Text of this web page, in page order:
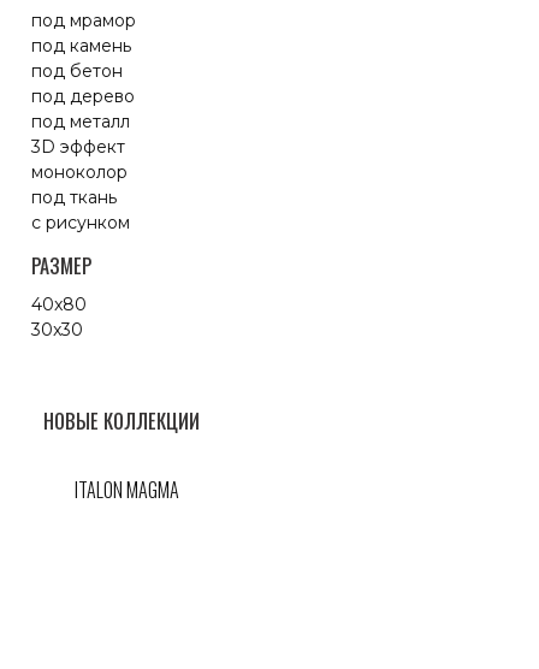
под мрамор
под камень
под бетон
под дерево
под металл
3D эффект
моноколор
под ткань
с рисунком
РАЗМЕР
40x80
30x30
НОВЫЕ КОЛЛЕКЦИИ
ITALON MAGMA